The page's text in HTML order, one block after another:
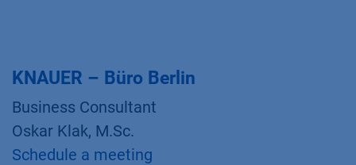
KNAUER – Büro Berlin
Business Consultant
Oskar Klak, M.Sc.
Schedule a meeting